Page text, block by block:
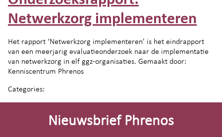
Netwerkzorg implementeren
Het rapport ‘Netwerkzorg implementeren’ is het eindrapport
van een meerjarig evaluatieonderzoek naar de implementatie
van netwerkzorg in elf ggz-organisaties. Gemaakt door:
Kenniscentrum Phrenos
Categories:
Site-
Nieuwsbrief Phrenos